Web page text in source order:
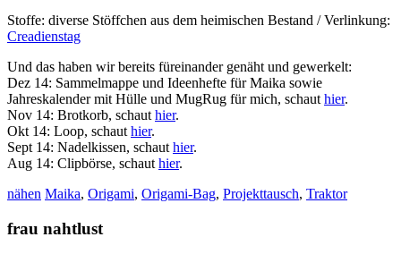
Stoffe: diverse Stöffchen aus dem heimischen Bestand / Verlinkung:
Creadienstag
Und das haben wir bereits füreinander genäht und gewerkelt:
Dez 14: Sammelmappe und Ideenhefte für Maika sowie
Jahreskalender mit Hülle und MugRug für mich, schaut hier.
Nov 14: Brotkorb, schaut hier.
Okt 14: Loop, schaut hier.
Sept 14: Nadelkissen, schaut hier.
Aug 14: Clipbörse, schaut hier.
nähen Maika, Origami, Origami-Bag, Projekttausch, Traktor
frau nahtlust